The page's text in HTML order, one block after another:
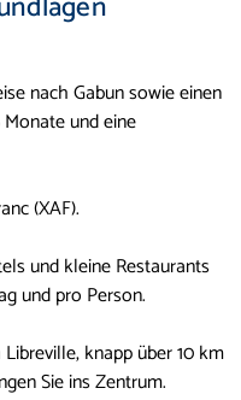
nach Gabun sowie einen
und eine
(XAF).
und kleine Restaurants
und pro Person.
knapp über 10 km
Sie ins Zentrum.